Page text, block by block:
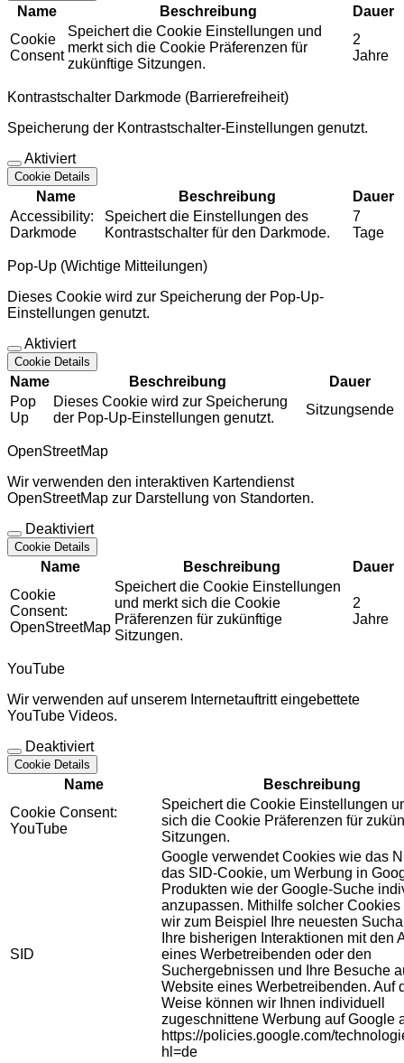
Name Beschreibung
Dauer
Cookie
Consent
Speichert die Cookie Einstellungen und
merkt sich die Cookie Präferenzen für
zukünftige Sitzungen.
2
Jahre
Kontrastschalter Darkmode (Barrierefreiheit)
Speicherung der Kontrastschalter-Einstellungen genutzt.
Aktiviert
Cookie Details
Name Beschreibung
Dauer
Accessibility:
Darkmode
Speichert die Einstellungen des
Kontrastschalter für den Darkmode.
7
Tage
Pop-Up (Wichtige Mitteilungen)
Dieses Cookie wird zur Speicherung der Pop-Up-
Einstellungen genutzt.
Aktiviert
Cookie Details
Name Beschreibung
Dauer
Pop
Up
Dieses Cookie wird zur Speicherung
der Pop-Up-Einstellungen genutzt.
Sitzungsende
OpenStreetMap
Wir verwenden den interaktiven Kartendienst
OpenStreetMap zur Darstellung von Standorten.
Deaktiviert
Cookie Details
Name Beschreibung
Dauer
Cookie
Consent:
OpenStreetMap
Speichert die Cookie Einstellungen
und merkt sich die Cookie
Präferenzen für zukünftige
Sitzungen.
2
Jahre
YouTube
Wir verwenden auf unserem Internetauftritt eingebettete
YouTube Videos.
Deaktiviert
Cookie Details
Name
Beschreibung
Cookie Consent:
YouTube
Speichert die Cookie Einstellungen
sich die Cookie Präferenzen für
Sitzungen.
SID
Google verwendet Cookies wie das
das SID-Cookie, um Werbung in
Produkten wie der Google-Suche
anzupassen. Mithilfe solcher Cookies
wir zum Beispiel Ihre neuesten
Ihre bisherigen Interaktionen mit den
eines Werbetreibenden oder den
Suchergebnissen und Ihre Besuche
Website eines Werbetreibenden. Auf
Weise können wir Ihnen individuell
zugeschnittene Werbung auf Google
https://policies.google.com/
hl=de